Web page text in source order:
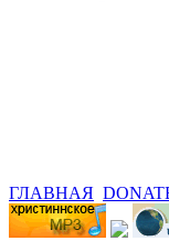
ГЛАВНАЯ